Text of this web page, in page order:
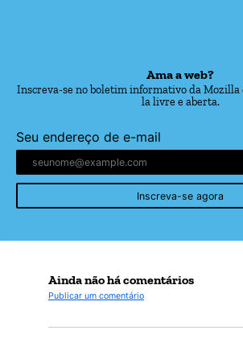
Ama a web?
Inscreva-se no boletim informativo da Mozilla
la livre e aberta.
Seu endereço de e-mail
Inscreva-se agora
Ainda não há comentários
Publicar um comentário